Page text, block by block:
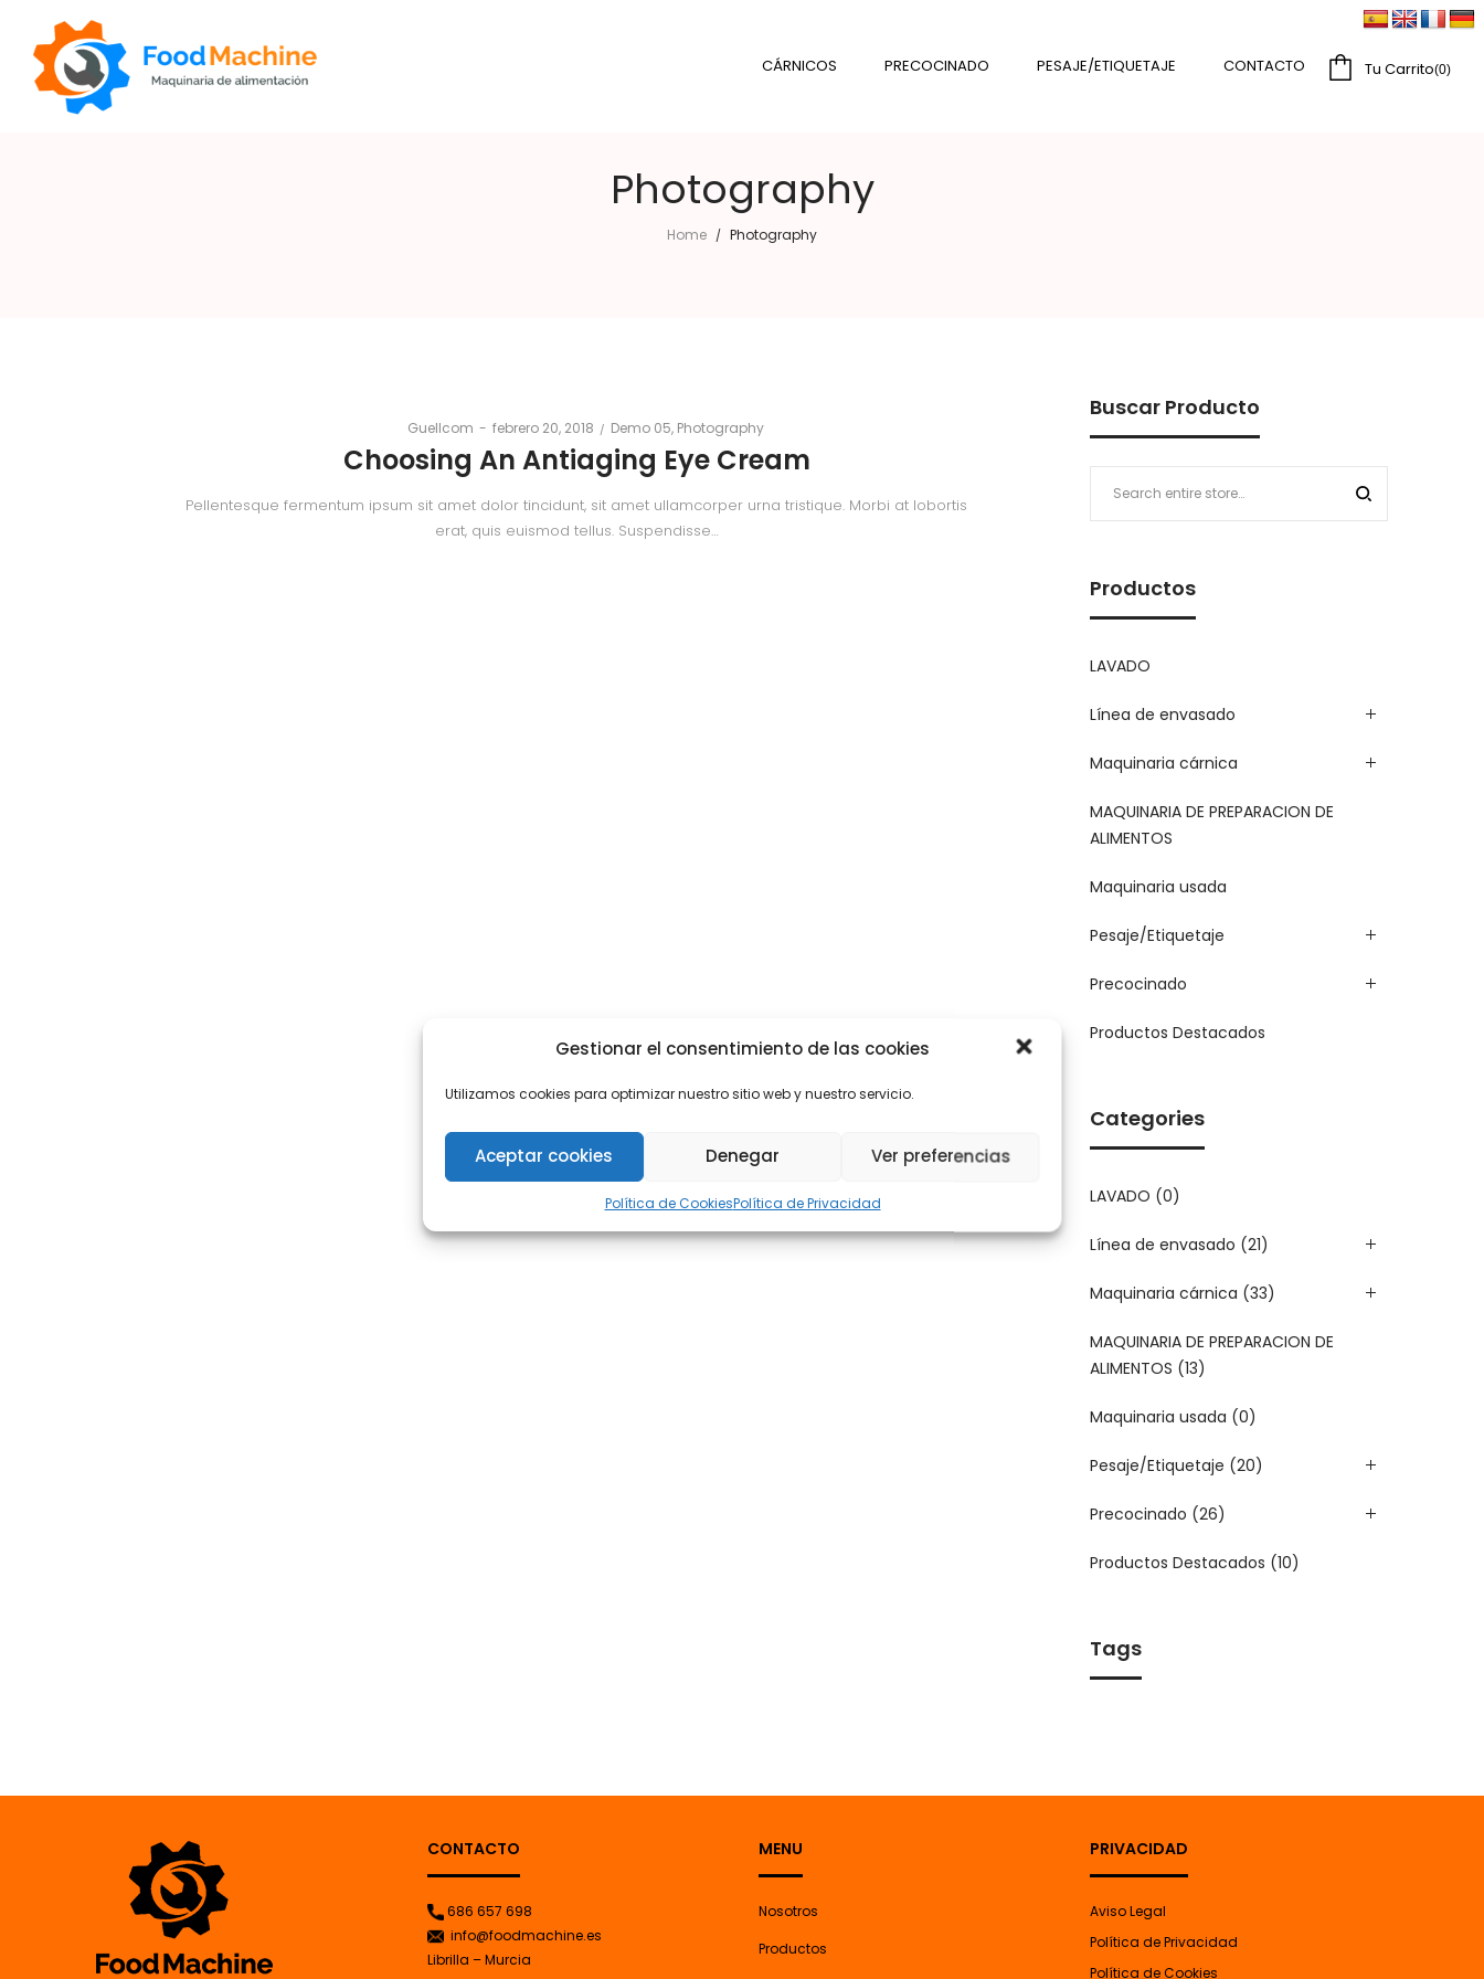
Gestionar el consentimiento de las cookies
Utilizamos cookies para optimizar nuestro sitio web y nuestro servicio.
Aceptar cookies Denegar Ver preferencias
Política de CookiesPolítica de Privacidad
Tu Carrito 0
CÁRNICOS PRECOCINADO PESAJE/ETIQUETAJE CONTACTO
Photography
Home / Photography
Guellcom
Posted
on
febrero 20, 2018
Posted
in
Demo 05 Photography
Choosing An Antiaging Eye Cream
Pellentesque fermentum ipsum sit amet dolor tincidunt, sit amet ullamcorper urna tristique. Morbi at lobortis
erat, quis euismod tellus. Suspendisse…
Buscar Producto
Productos
LAVADO
Línea de envasado
Maquinaria cárnica
MAQUINARIA DE PREPARACION DE
ALIMENTOS
Maquinaria usada
Pesaje/Etiquetaje
Precocinado
Productos Destacados
Categories
LAVADO (0)
Línea de envasado (21)
Maquinaria cárnica (33)
MAQUINARIA DE PREPARACION DE
ALIMENTOS (13)
Maquinaria usada (0)
Pesaje/Etiquetaje (20)
Precocinado (26)
Productos Destacados (10)
Tags
CONTACTO
686 657 698
info@foodmachine.es
Librilla – Murcia
MENU
Nosotros
Productos
PRIVACIDAD
Aviso Legal
Política de Privacidad
Política de Cookies